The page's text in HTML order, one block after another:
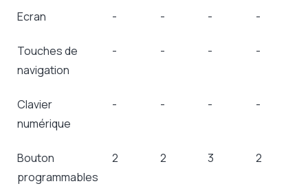
Ecran - - - -
Touches de
navigation
- - - -
Clavier
numérique
- - - -
Bouton
programmables
2 2 3 2